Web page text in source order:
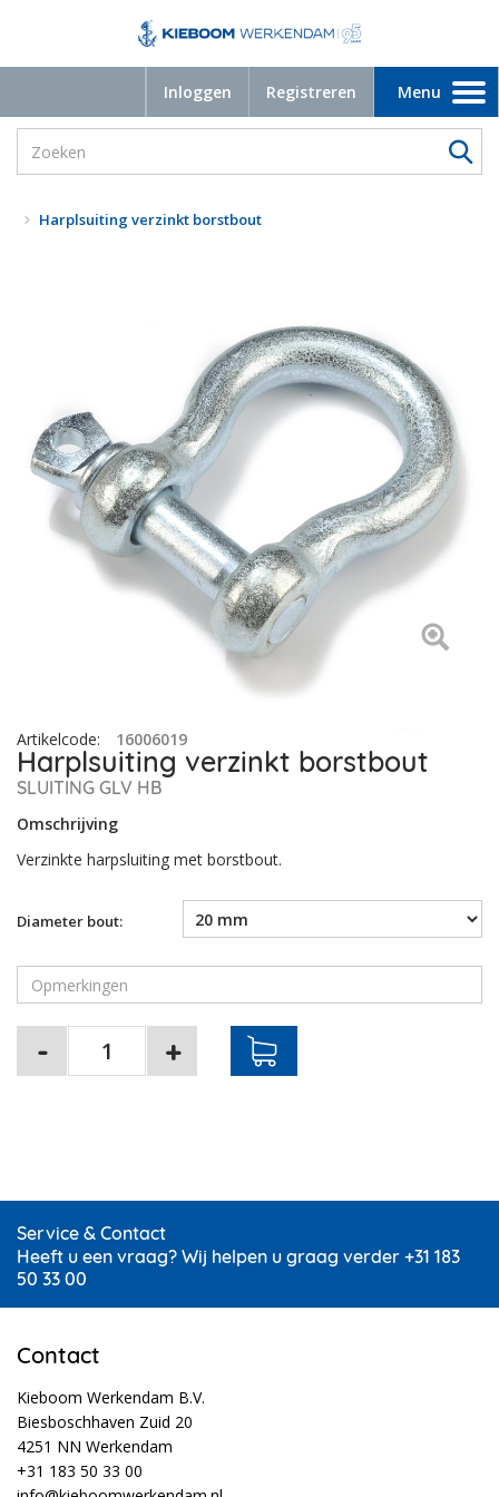
Inloggen Registreren
Toggle
navigation
Menu
Harplsuiting verzinkt borstbout
Artikelcode: 16006019
Harplsuiting verzinkt borstbout
SLUITING GLV HB
Omschrijving
Verzinkte harpsluiting met borstbout.
Diameter bout:
Service & Contact
Heeft u een vraag? Wij helpen u graag verder +31 183
50 33 00
Contact
Kieboom Werkendam B.V.
Biesboschhaven Zuid 20
4251 NN Werkendam
+31 183 50 33 00